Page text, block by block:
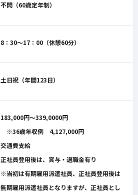
不問（60歳定年制）
8：30～17：00（休憩60分）
土日祝（年間123日）
183,000円～339,0000円
※36歳年収例 4,127,000円
交通費支給
正社員登用後は、賞与・退職金有り
※当初は有期雇用派遣社員、正社員登用後は
無期雇用派遣社員となりますが、正社員とし